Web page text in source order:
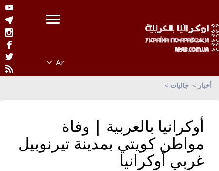
أخبار جاليات
أوكرانيا بالعربية | وفاة
مواطن كويتي بمدينة تيرنوبيل
غربي أوكرانيا